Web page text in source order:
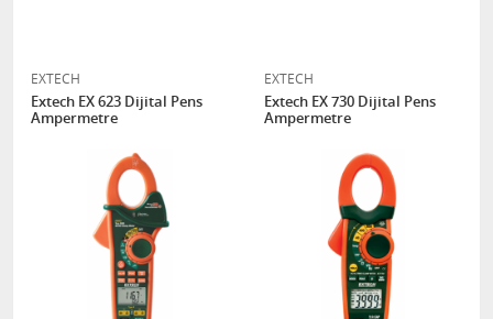
EXTECH
Extech EX 623 Dijital Pens
Ampermetre
EXTECH
Extech EX 730 Dijital Pens
Ampermetre